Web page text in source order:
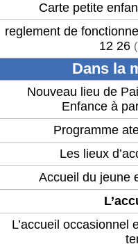
Carte petite
reglement de
12 26 (
Dans la
Nouveau lieu de
Enfance à
Programme
Les lieux
Accueil du jeune
L’accueil occasionnel